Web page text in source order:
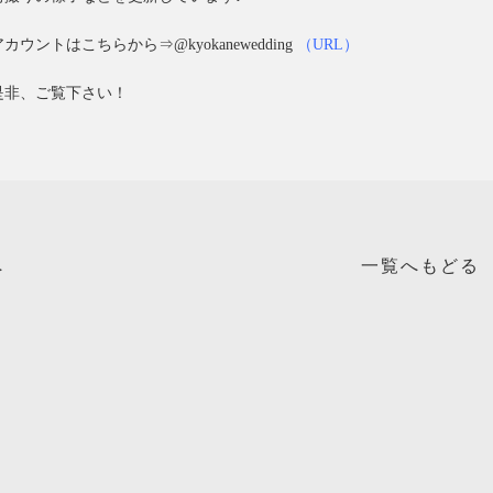
カウントはこちらから⇒@kyokanewedding （URL）
非、ご覧下さい！
一覧へもどる